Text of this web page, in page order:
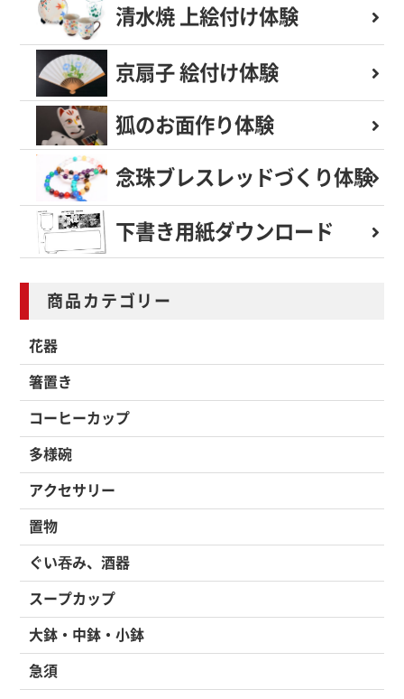
清水焼 上絵付け体験
京扇子 絵付け体験
狐のお面作り体験
念珠ブレスレッドづくり体験
下書き用紙ダウンロード
商品カテゴリー
花器
箸置き
コーヒーカップ
多様碗
アクセサリー
置物
ぐい吞み、酒器
スープカップ
大鉢・中鉢・小鉢
急須